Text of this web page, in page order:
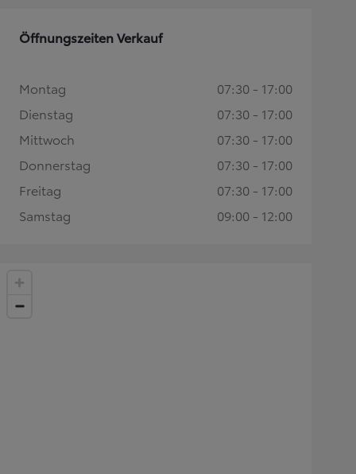
Öffnungszeiten Verkauf
Montag
07:30 - 17:00
Dienstag
07:30 - 17:00
Mittwoch
07:30 - 17:00
Donnerstag
07:30 - 17:00
Freitag
07:30 - 17:00
Samstag
09:00 - 12:00